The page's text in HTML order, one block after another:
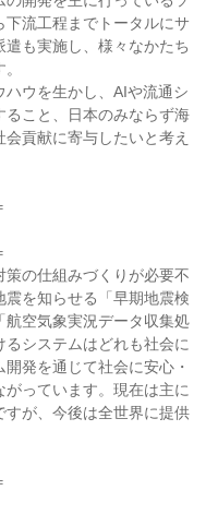
流工程までトータルにサ
も実施し、様々なかたち
ハウを生かし、AIや流通シ
ること、日本のみならず海
貢献に寄与したいと考え
の仕組みづくりが必要不
を知らせる「早期地震検
空気象実況データ収集処
システムはどれも社会に
発を通じて社会に安心・
っています。現在は主に
すが、今後は全世界に提供